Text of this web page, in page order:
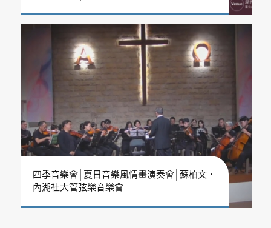
四季音樂會│夏日音樂風情畫演奏會│蘇柏文．
內湖社大管弦樂音樂會